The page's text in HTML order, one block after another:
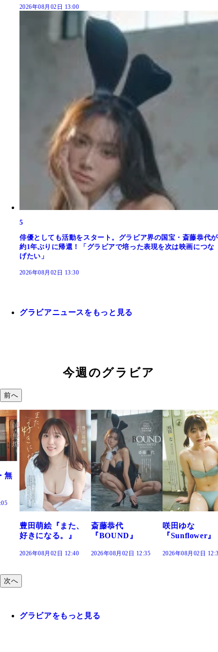
2026年08月02日 13:00
5
俳優としても活動をスタート。グラビア界の国宝・斎藤恭代が
約1年ぶりに帰還！「グラビアで培った表現を次は映画につな
げたい」
2026年08月02日 13:30
グラビアニュースをもっと見る
今週のグラビア
前へ
『また、
る。』
月02日 12:40
斎藤恭代
『BOUND』
2026年08月02日 12:35
咲田ゆな
『Sunflower』
2026年08月02日 12:30
藤水咲
だまり
2026年08
次へ
グラビアをもっと見る